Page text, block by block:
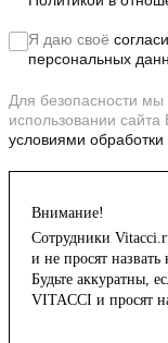
Я даю своё
персональных
Для безопасности
использовании
условиями
Внимание!
Сотрудники
и не просят назвать
Будьте аккуратны,
VITACCI и просят